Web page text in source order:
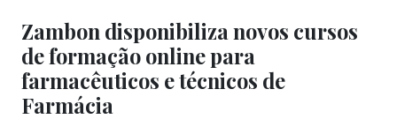
Zambon disponibiliza novos cursos
de formação online para
farmacêuticos e técnicos de
Farmácia